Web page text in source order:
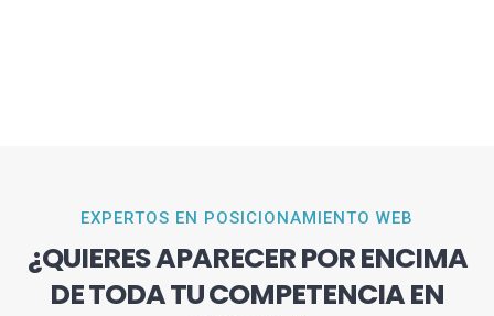
EXPERTOS EN POSICIONAMIENTO WEB
¿QUIERES APARECER POR ENCIMA
DE TODA TU COMPETENCIA EN